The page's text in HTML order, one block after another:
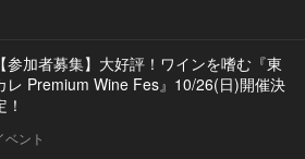
【参加者募集】大好評！ワインを嗜む『東
レ Premium Wine Fes』10/26(日)開催決
！
ベント